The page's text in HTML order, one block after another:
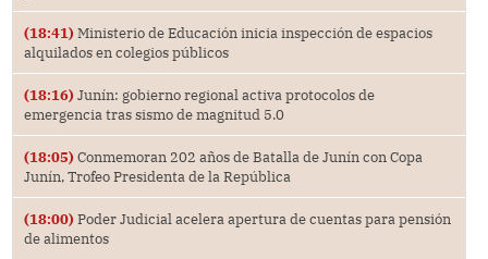
(18:41) Ministerio de Educación inicia inspección de espacios
alquilados en colegios públicos
(18:16) Junín: gobierno regional activa protocolos de
emergencia tras sismo de magnitud 5.0
(18:05) Conmemoran 202 años de Batalla de Junín con Copa
Junín, Trofeo Presidenta de la República
(18:00) Poder Judicial acelera apertura de cuentas para pensión
de alimentos